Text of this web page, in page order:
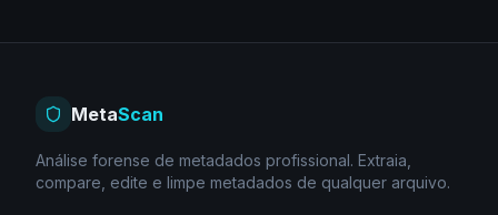
MetaScan
Análise forense de metadados profissional. Extraia,
compare, edite e limpe metadados de qualquer arquivo.